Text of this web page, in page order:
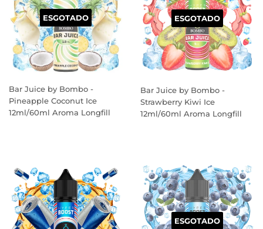
ESGOTADO
Bar Juice by Bombo -
Pineapple Coconut Ice
12ml/60ml Aroma Longfill
ESGOTADO
Bar Juice by Bombo -
Strawberry Kiwi Ice
12ml/60ml Aroma Longfill
ESGOTADO